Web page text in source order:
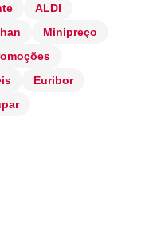
ALDI
Minipreço
Euribor